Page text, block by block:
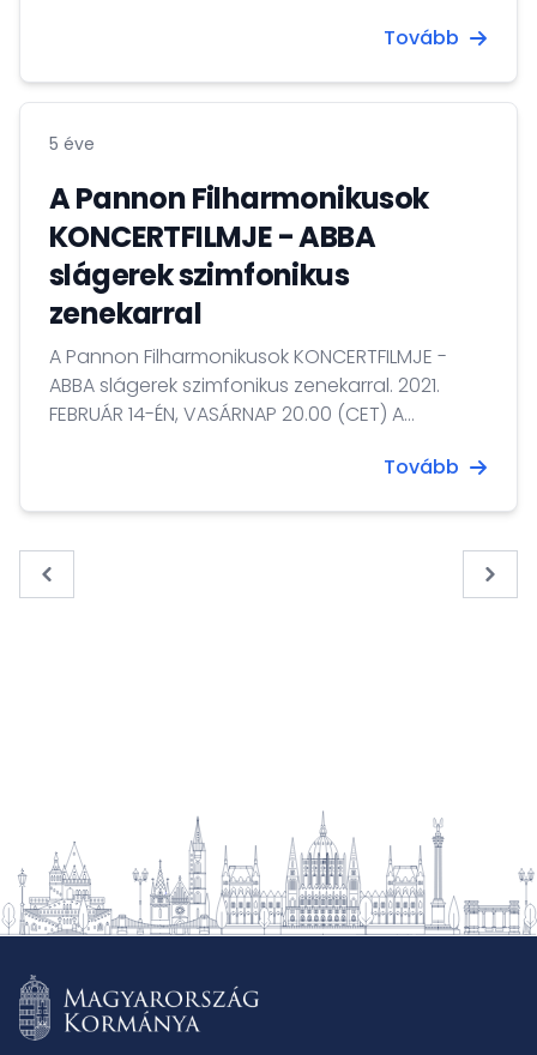
személyes és szakmai kötődésük erősítésére,
valamint módszertani ismereteik fejlesztésére.
Tovább
5 éve
A Pannon Filharmonikusok
KONCERTFILMJE - ABBA
slágerek szimfonikus
zenekarral
A Pannon Filharmonikusok KONCERTFILMJE -
ABBA slágerek szimfonikus zenekarral. 2021.
FEBRUÁR 14-ÉN, VASÁRNAP 20.00 (CET) A
tekinthető meg, mint egy élő közvetítés, hossza
Tovább
« Previous Next